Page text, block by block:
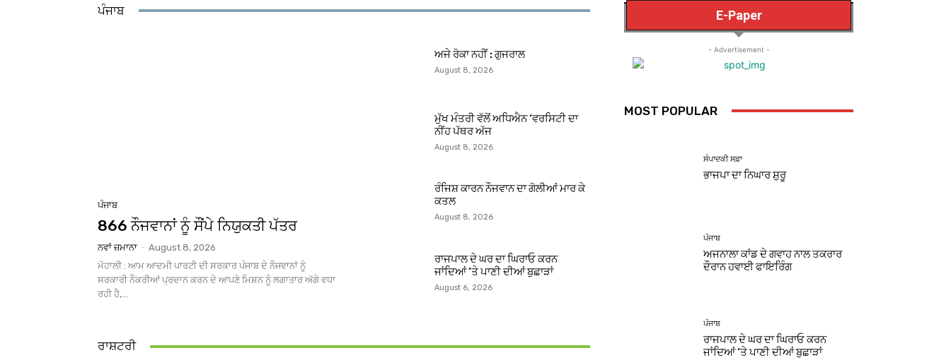
ਪੰਜਾਬ
ਪੰਜਾਬ
866 ਨੌਜਵਾਨਾਂ ਨੂੰ ਸੌਂਪੇ ਨਿਯੁਕਤੀ ਪੱਤਰ
ਨਵਾਂ ਜ਼ਮਾਨਾ - August 8, 2026
ਮੋਹਾਲੀ : ਆਮ ਆਦਮੀ ਪਾਰਟੀ ਦੀ ਸਰਕਾਰ ਪੰਜਾਬ ਦੇ ਨੌਜਵਾਨਾਂ ਨੂੰ
ਸਰਕਾਰੀ ਨੌਕਰੀਆਂ ਪ੍ਰਦਾਨ ਕਰਨ ਦੇ ਆਪਣੇ ਮਿਸ਼ਨ ਨੂੰ ਲਗਾਤਾਰ ਅੱਗੇ ਵਧਾ
ਰਹੀ ਹੈ,...
ਅਜੇ ਰੋਕਾ ਨਹੀਂ : ਗੁਜਰਾਲ
August 8, 2026
ਮੁੱਖ ਮੰਤਰੀ ਵੱਲੋਂ ਅਧਿਐਨ ‘ਵਰਸਿਟੀ ਦਾ
ਨੀਂਹ ਪੱਥਰ ਅੱਜ
August 8, 2026
ਰੰਜਿਸ਼ ਕਾਰਨ ਨੌਜਵਾਨ ਦਾ ਗੋਲੀਆਂ ਮਾਰ ਕੇ
ਕਤਲ
August 8, 2026
ਰਾਜਪਾਲ ਦੇ ਘਰ ਦਾ ਘਿਰਾਓ ਕਰਨ
ਜਾਂਦਿਆਂ ‘ਤੇ ਪਾਣੀ ਦੀਆਂ ਬੁਛਾੜਾਂ
August 6, 2026
ਰਾਸ਼ਟਰੀ
E-Paper
- Advertisement -
MOST POPULAR
ਸੰਪਾਦਕੀ ਸਫ਼ਾ
ਭਾਜਪਾ ਦਾ ਨਿਘਾਰ ਸ਼ੁਰੂ
ਪੰਜਾਬ
ਅਜਨਾਲਾ ਕਾਂਡ ਦੇ ਗਵਾਹ ਨਾਲ ਤਕਰਾਰ
ਦੌਰਾਨ ਹਵਾਈ ਫਾਇਰਿੰਗ
ਪੰਜਾਬ
ਰਾਜਪਾਲ ਦੇ ਘਰ ਦਾ ਘਿਰਾਓ ਕਰਨ
ਜਾਂਦਿਆਂ ‘ਤੇ ਪਾਣੀ ਦੀਆਂ ਬੁਛਾੜਾਂ